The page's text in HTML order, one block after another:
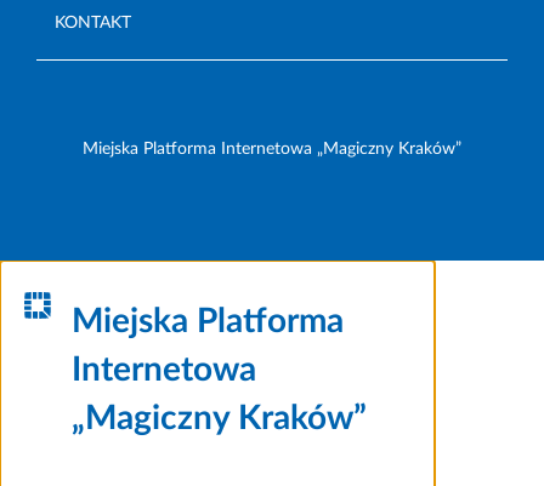
KONTAKT
Miejska Platforma Internetowa „Magiczny Kraków”
Miejska Platforma
Internetowa
„Magiczny Kraków”